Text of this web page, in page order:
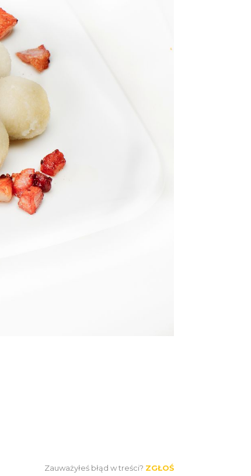
Zauważyłeś błąd w treści? ZGŁOŚ